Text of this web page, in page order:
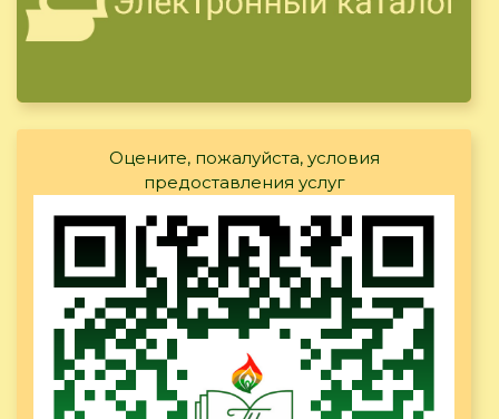
Оцените, пожалуйста, условия
предоставления услуг